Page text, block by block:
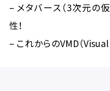
– メタバース（3次元の
性！
– これからのVMD（